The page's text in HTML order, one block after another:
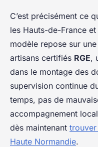
C’est précisément ce
les Hauts-de-France
modèle repose sur
artisans certifiés RGE,
dans le montage des
supervision continue
temps, pas de
accompagnement
dès maintenant
Haute Normandie.